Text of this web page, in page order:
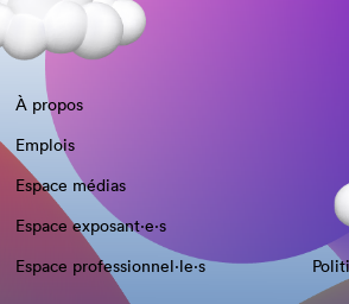
À propos
Emplois
Espace médias
Espace exposant·e⋅s
Espace professionnel·le⋅s